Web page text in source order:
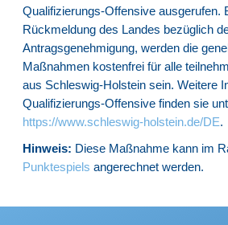
Qualifizierungs-Offensive ausgerufen.
Rückmeldung des Landes bezüglich
Antragsgenehmigung, werden die
Maßnahmen kostenfrei für alle
aus Schleswig-Holstein sein. Weitere
Qualifizierungs-Offensive finden sie
https://www.schleswig-holstein.de/DE.
Hinweis: Diese Maßnahme kann im
Punktespiels angerechnet werden.